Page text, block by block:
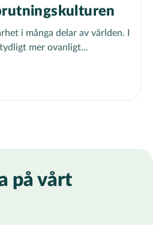
i många delar av världen. I
mer ovanligt...
på vårt